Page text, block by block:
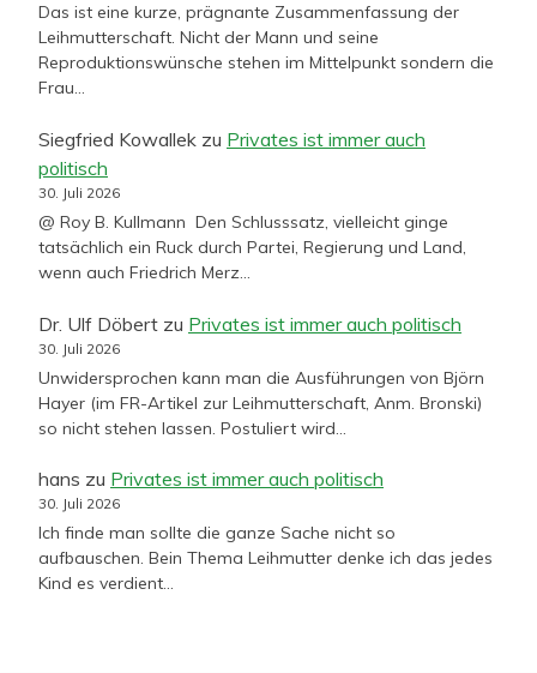
Das ist eine kurze, prägnante Zusammenfassung der
Leihmutterschaft. Nicht der Mann und seine
Reproduktionswünsche stehen im Mittelpunkt sondern die
Frau…
Siegfried Kowallek zu Privates ist immer auch
politisch
30. Juli 2026
@ Roy B. Kullmann Den Schlusssatz, vielleicht ginge
tatsächlich ein Ruck durch Partei, Regierung und Land,
wenn auch Friedrich Merz…
Dr. Ulf Döbert zu Privates ist immer auch politisch
30. Juli 2026
Unwidersprochen kann man die Ausführungen von Björn
Hayer (im FR-Artikel zur Leihmutterschaft, Anm. Bronski)
so nicht stehen lassen. Postuliert wird…
hans zu Privates ist immer auch politisch
30. Juli 2026
Ich finde man sollte die ganze Sache nicht so
aufbauschen. Bein Thema Leihmutter denke ich das jedes
Kind es verdient…